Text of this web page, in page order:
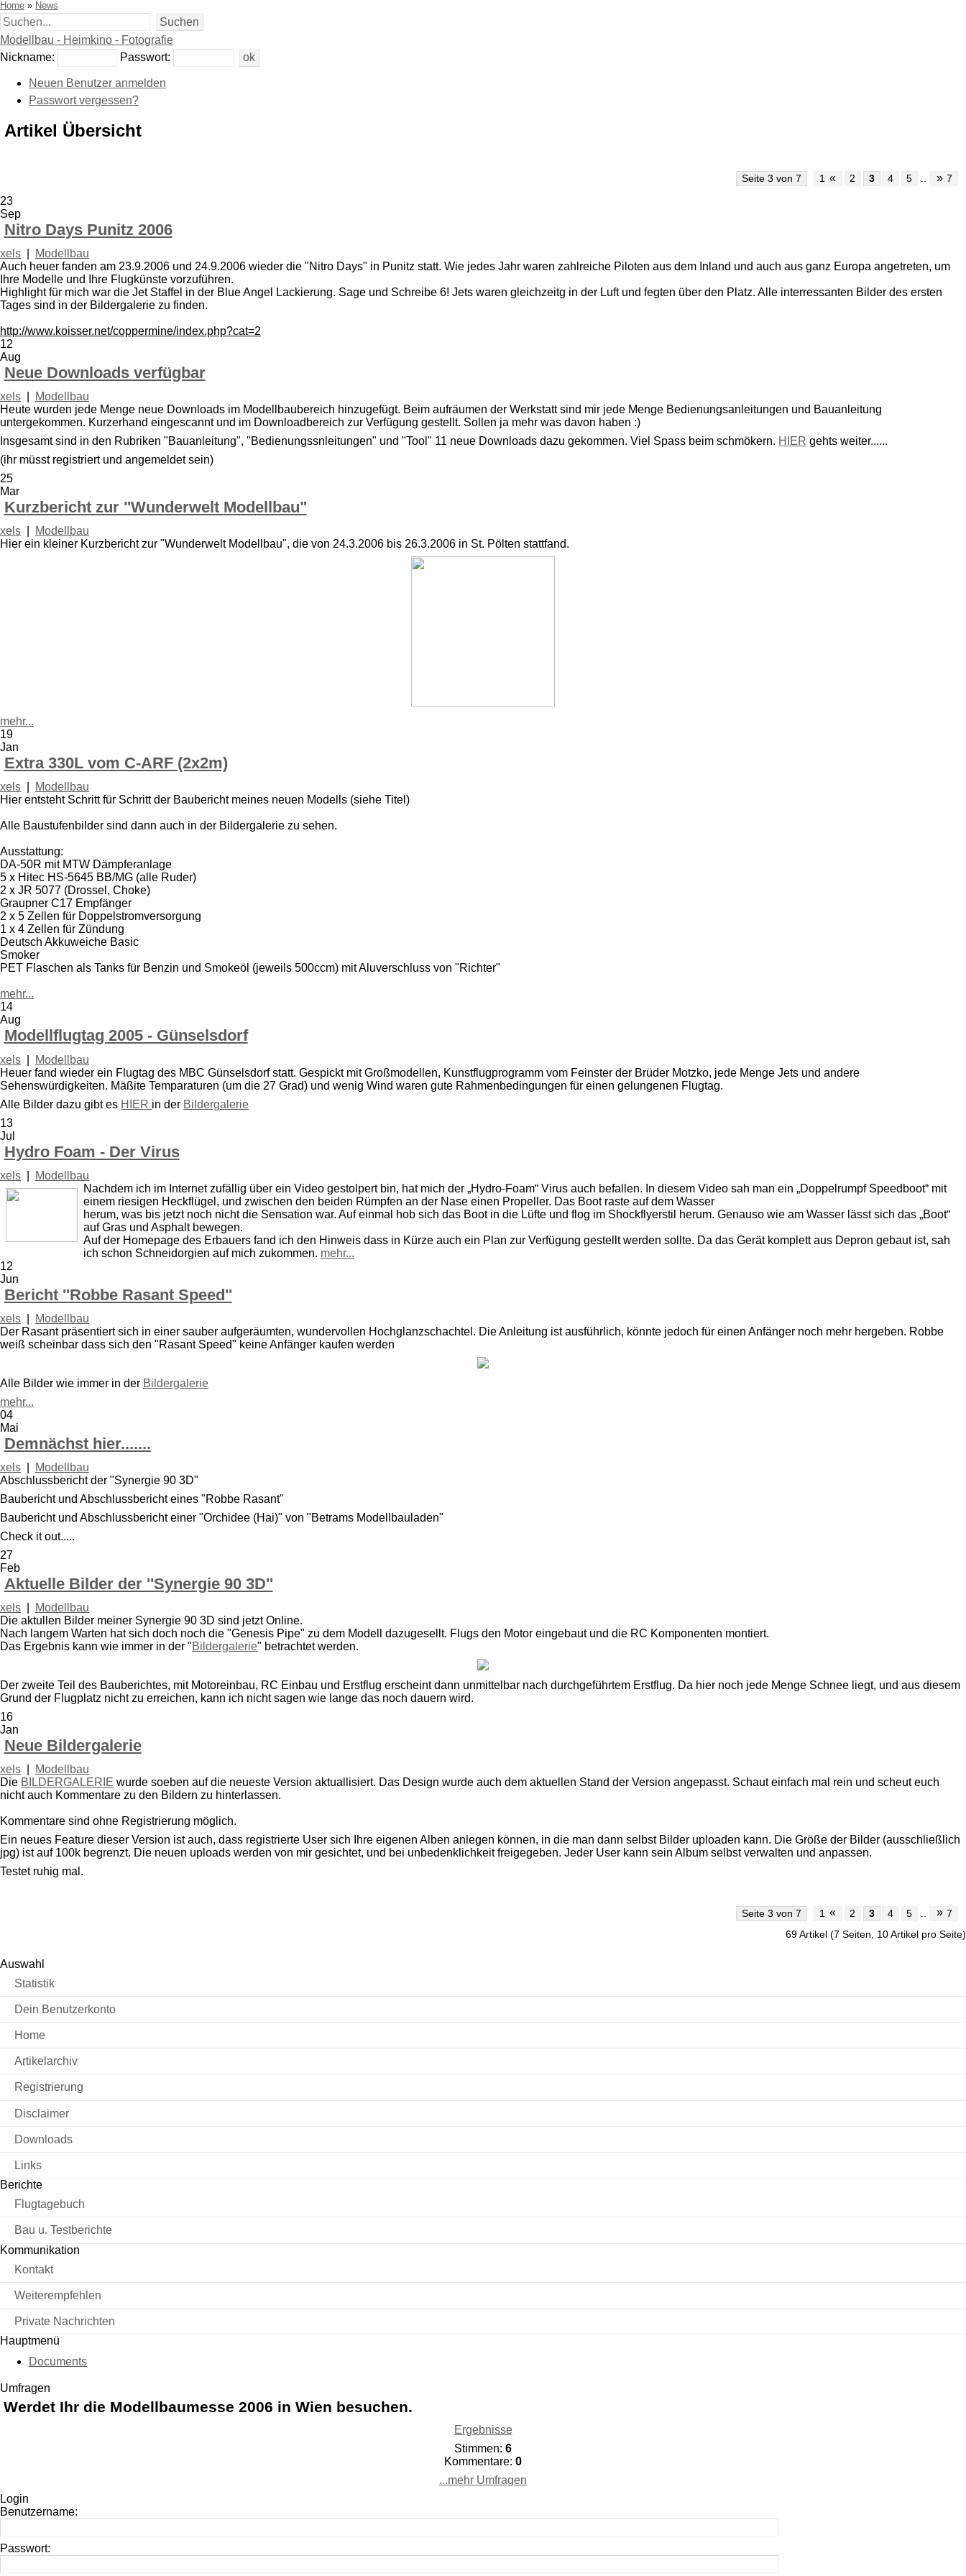
Home » News
Modellbau - Heimkino - Fotografie
Nickname:
Passwort:
Neuen Benutzer anmelden
Passwort vergessen?
Artikel Übersicht
Seite 3 von 7 1 « 2 3 4 5 .. » 7
23
Sep
Nitro Days Punitz 2006
xels
Modellbau
Auch heuer fanden am 23.9.2006 und 24.9.2006 wieder die "Nitro Days" in Punitz statt. Wie jedes Jahr waren zahlreiche Piloten aus dem Inland und auch aus ganz Europa angetreten, um
Ihre Modelle und Ihre Flugkünste vorzuführen.
Highlight für mich war die Jet Staffel in der Blue Angel Lackierung. Sage und Schreibe 6! Jets waren gleichzeitg in der Luft und fegten über den Platz. Alle interressanten Bilder des ersten
Tages sind in der Bildergalerie zu finden.
http://www.koisser.net/coppermine/index.php?cat=2
12
Aug
Neue Downloads verfügbar
xels
Modellbau
Heute wurden jede Menge neue Downloads im Modellbaubereich hinzugefügt. Beim aufräumen der Werkstatt sind mir jede Menge Bedienungsanleitungen und Bauanleitung
untergekommen. Kurzerhand eingescannt und im Downloadbereich zur Verfügung gestellt. Sollen ja mehr was davon haben :)
Insgesamt sind in den Rubriken "Bauanleitung", "Bedienungssnleitungen" und "Tool" 11 neue Downloads dazu gekommen. Viel Spass beim schmökern. HIER gehts weiter......
(ihr müsst registriert und angemeldet sein)
25
Mar
Kurzbericht zur "Wunderwelt Modellbau"
xels
Modellbau
Hier ein kleiner Kurzbericht zur "Wunderwelt Modellbau", die von 24.3.2006 bis 26.3.2006 in St. Pölten stattfand.
mehr...
19
Jan
Extra 330L vom C-ARF (2x2m)
xels
Modellbau
Hier entsteht Schritt für Schritt der Baubericht meines neuen Modells (siehe Titel)
Alle Baustufenbilder sind dann auch in der Bildergalerie zu sehen.
Ausstattung:
DA-50R mit MTW Dämpferanlage
5 x Hitec HS-5645 BB/MG (alle Ruder)
2 x JR 5077 (Drossel, Choke)
Graupner C17 Empfänger
2 x 5 Zellen für Doppelstromversorgung
1 x 4 Zellen für Zündung
Deutsch Akkuweiche Basic
Smoker
PET Flaschen als Tanks für Benzin und Smokeöl (jeweils 500ccm) mit Aluverschluss von "Richter"
mehr...
14
Aug
Modellflugtag 2005 - Günselsdorf
xels
Modellbau
Heuer fand wieder ein Flugtag des MBC Günselsdorf statt. Gespickt mit Großmodellen, Kunstflugprogramm vom Feinster der Brüder Motzko, jede Menge Jets und andere
Sehenswürdigkeiten. Mäßite Temparaturen (um die 27 Grad) und wenig Wind waren gute Rahmenbedingungen für einen gelungenen Flugtag.
Alle Bilder dazu gibt es HIER in der Bildergalerie
13
Jul
Hydro Foam - Der Virus
xels
Modellbau
Nachdem ich im Internet zufällig über ein Video gestolpert bin, hat mich der „Hydro-Foam“ Virus auch befallen. In diesem Video sah man ein „Doppelrumpf Speedboot“ mit
einem riesigen Heckflügel, und zwischen den beiden Rümpfen an der Nase einen Propeller. Das Boot raste auf dem Wasser
herum, was bis jetzt noch nicht die Sensation war. Auf einmal hob sich das Boot in die Lüfte und flog im Shockflyerstil herum. Genauso wie am Wasser lässt sich das „Boot“
auf Gras und Asphalt bewegen.
Auf der Homepage des Erbauers fand ich den Hinweis dass in Kürze auch ein Plan zur Verfügung gestellt werden sollte. Da das Gerät komplett aus Depron gebaut ist, sah
ich schon Schneidorgien auf mich zukommen. mehr...
12
Jun
Bericht ''Robbe Rasant Speed''
xels
Modellbau
Der Rasant präsentiert sich in einer sauber aufgeräumten, wundervollen Hochglanzschachtel. Die Anleitung ist ausführlich, könnte jedoch für einen Anfänger noch mehr hergeben. Robbe
weiß scheinbar dass sich den "Rasant Speed" keine Anfänger kaufen werden
Alle Bilder wie immer in der Bildergalerie
mehr...
04
Mai
Demnächst hier.......
xels
Modellbau
Abschlussbericht der "Synergie 90 3D"
Baubericht und Abschlussbericht eines "Robbe Rasant"
Baubericht und Abschlussbericht einer "Orchidee (Hai)" von "Betrams Modellbauladen"
Check it out.....
27
Feb
Aktuelle Bilder der ''Synergie 90 3D''
xels
Modellbau
Die aktullen Bilder meiner Synergie 90 3D sind jetzt Online.
Nach langem Warten hat sich doch noch die "Genesis Pipe" zu dem Modell dazugesellt. Flugs den Motor eingebaut und die RC Komponenten montiert.
Das Ergebnis kann wie immer in der "Bildergalerie" betrachtet werden.
Der zweite Teil des Bauberichtes, mit Motoreinbau, RC Einbau und Erstflug erscheint dann unmittelbar nach durchgeführtem Erstflug. Da hier noch jede Menge Schnee liegt, und aus diesem
Grund der Flugplatz nicht zu erreichen, kann ich nicht sagen wie lange das noch dauern wird.
16
Jan
Neue Bildergalerie
xels
Modellbau
Die BILDERGALERIE wurde soeben auf die neueste Version aktuallisiert. Das Design wurde auch dem aktuellen Stand der Version angepasst. Schaut einfach mal rein und scheut euch
nicht auch Kommentare zu den Bildern zu hinterlassen.
Kommentare sind ohne Registrierung möglich.
Ein neues Feature dieser Version ist auch, dass registrierte User sich Ihre eigenen Alben anlegen können, in die man dann selbst Bilder uploaden kann. Die Größe der Bilder (ausschließlich
jpg) ist auf 100k begrenzt. Die neuen uploads werden von mir gesichtet, und bei unbedenklichkeit freigegeben. Jeder User kann sein Album selbst verwalten und anpassen.
Testet ruhig mal.
Seite 3 von 7 1 « 2 3 4 5 » 7
69 Artikel (7 Seiten, 10 Artikel pro Seite)
Auswahl
Statistik
Dein Benutzerkonto
Home
Artikelarchiv
Registrierung
Disclaimer
Downloads
Links
Berichte
Flugtagebuch
Bau u. Testberichte
Kommunikation
Kontakt
Weiterempfehlen
Private Nachrichten
Hauptmenü
Documents
Umfragen
Werdet Ihr die Modellbaumesse 2006 in Wien besuchen.
Ergebnisse
Stimmen: 6
Kommentare: 0
...mehr Umfragen
Login
Benutzername:
Passwort: